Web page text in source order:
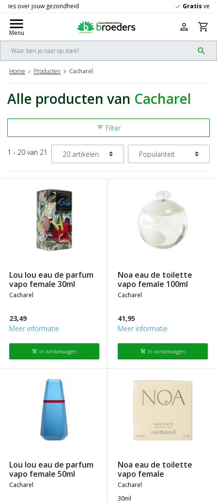
check Gratis
menu
Menu
search
person shopping_cart
Home Producten Cacharel
Alle producten van Cacharel
filter_list Filter
1 - 20 van 21
lou lou eau de parfum
vapo female 30ml
cacharel
23,49
Meer informatie
shopping_cart In winkelwagen
noa eau de toilette
vapo female 100ml
cacharel
41,95
Meer informatie
shopping_cart In winkelwagen
lou lou eau de parfum
vapo female 50ml
cacharel
noa eau de toilette
vapo female
cacharel
30ml